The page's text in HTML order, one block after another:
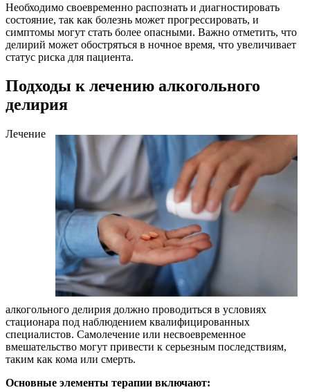
Необходимо своевременно распознать и диагностировать
состояние, так как болезнь может прогрессировать, и
симптомы могут стать более опасными. Важно отметить, что
делирий может обостряться в ночное время, что увеличивает
статус риска для пациента.
Подходы к лечению алкогольного
делирия
Лечение
алкогольного делирия должно проводиться в условиях
стационара под наблюдением квалифицированных
специалистов. Самолечение или несвоевременное
вмешательство могут привести к серьезным последствиям,
таким как кома или смерть.
Основные элементы терапии включают: